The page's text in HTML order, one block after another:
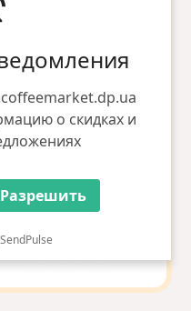
о скидках и
Разрешить